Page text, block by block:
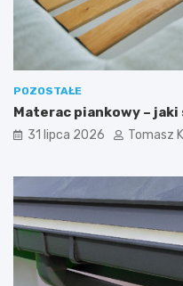
POZOSTAŁE
Materac piankowy –
31 lipca 2026 Tomasz